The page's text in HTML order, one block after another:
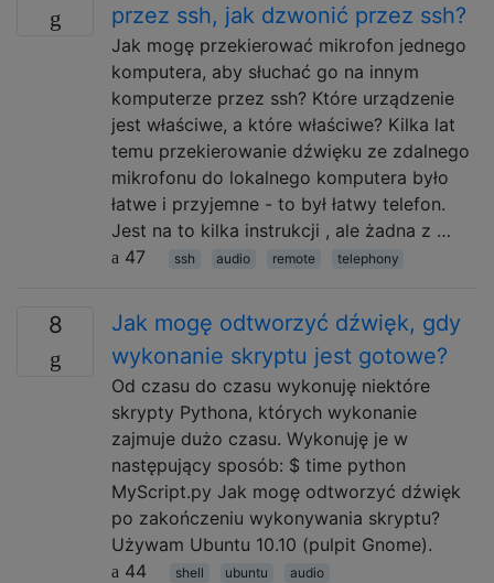
przez ssh, jak dzwonić przez ssh?
Jak mogę przekierować mikrofon jednego
komputera, aby słuchać go na innym
komputerze przez ssh? Które urządzenie
jest właściwe, a które właściwe? Kilka lat
temu przekierowanie dźwięku ze zdalnego
mikrofonu do lokalnego komputera było
łatwe i przyjemne - to był łatwy telefon.
Jest na to kilka instrukcji , ale żadna z …
47
ssh audio remote telephony
8
Jak mogę odtworzyć dźwięk, gdy
wykonanie skryptu jest gotowe?
Od czasu do czasu wykonuję niektóre
skrypty Pythona, których wykonanie
zajmuje dużo czasu. Wykonuję je w
następujący sposób: $ time python
MyScript.py Jak mogę odtworzyć dźwięk
po zakończeniu wykonywania skryptu?
Używam Ubuntu 10.10 (pulpit Gnome).
44
shell ubuntu audio